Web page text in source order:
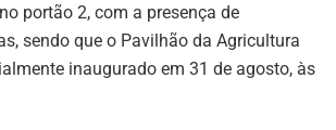
portão 2, com a presença de
sendo que o Pavilhão da Agricultura
inaugurado em 31 de agosto, às